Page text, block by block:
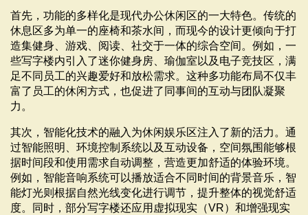
首先，功能的多样化是现代办公休闲区的一大特色。传统的
休息区多为单一的座椅和茶水间，而现今的设计更倾向于打
造集健身、游戏、阅读、社交于一体的综合空间。例如，一
些写字楼内引入了迷你健身房、瑜伽室以及电子竞技区，满
足不同员工的兴趣爱好和放松需求。这种多功能布局不仅丰
富了员工的休闲方式，也促进了同事间的互动与团队凝聚
力。
其次，智能化技术的融入为休闲娱乐区注入了新的活力。通
过智能照明、环境控制系统以及互动设备，空间氛围能够根
据时间段和使用需求自动调整，营造更加舒适的体验环境。
例如，智能音响系统可以播放适合不同时间的背景音乐，智
能灯光则根据自然光线变化进行调节，提升整体的视觉舒适
度。同时，部分写字楼还应用虚拟现实（VR）和增强现实